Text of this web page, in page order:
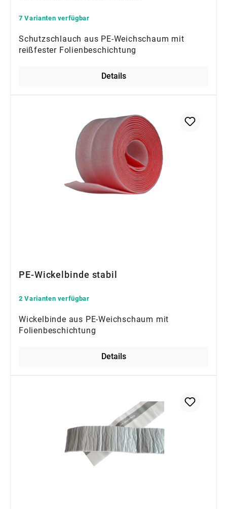
7 Varianten verfügbar
Schutzschlauch aus PE-Weichschaum mit
reißfester Folienbeschichtung
Details
PE-Wickelbinde stabil
2 Varianten verfügbar
Wickelbinde aus PE-Weichschaum mit
Folienbeschichtung
Details